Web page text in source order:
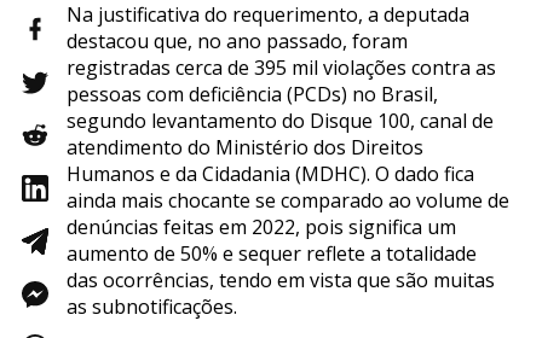
Na justificativa do requerimento, a deputada
destacou que, no ano passado, foram
registradas cerca de 395 mil violações contra as
pessoas com deficiência (PCDs) no Brasil,
segundo levantamento do Disque 100, canal de
atendimento do Ministério dos Direitos
Humanos e da Cidadania (MDHC). O dado fica
ainda mais chocante se comparado ao volume de
denúncias feitas em 2022, pois significa um
aumento de 50% e sequer reflete a totalidade
das ocorrências, tendo em vista que são muitas
as subnotificações.